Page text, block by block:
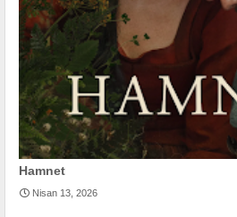
Hamnet
Nisan 13, 2026